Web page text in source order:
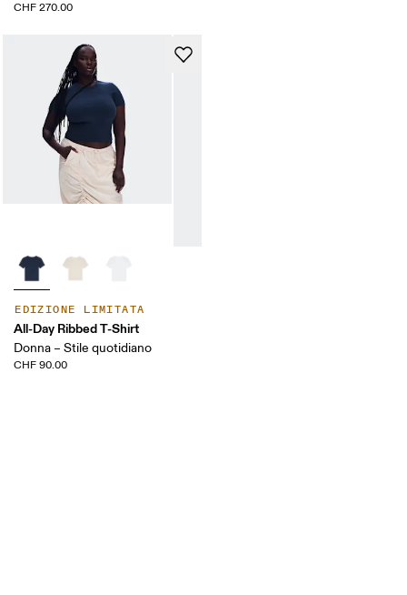
CHF 270.00
EDIZIONE LIMITATA
All-Day Ribbed T-Shirt
Donna – Stile quotidiano
CHF 90.00